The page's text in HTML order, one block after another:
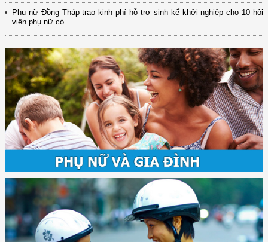
Phụ nữ Đồng Tháp trao kinh phí hỗ trợ sinh kế khởi nghiệp cho 10 hội
viên phụ nữ có...